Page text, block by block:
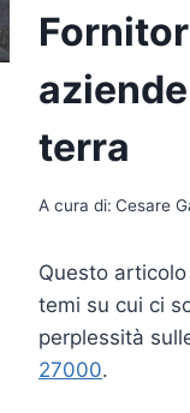
terra
A cura di: Cesare
Questo
temi su cui ci
perplessità
27000.